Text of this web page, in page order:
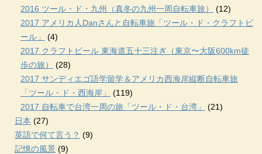
2016 ツール・ド・九州（真冬の九州一周自転車旅）
(12)
2017 アメリカ人Danさんと自転車旅「ツール・ド・クラフトビ
ール」
(4)
2017 クラフトビール 東海道五十三注ぎ（東京〜大阪600km徒
歩の旅）
(28)
2017 サンディエゴ語学留学＆アメリカ西海岸縦断自転車旅
「ツール・ド・西海岸」
(119)
2017 自転車で台湾一周の旅「ツール・ド・台湾」
(21)
日本 (27)
英語で何て言う？ (9)
記憶の風景 (9)